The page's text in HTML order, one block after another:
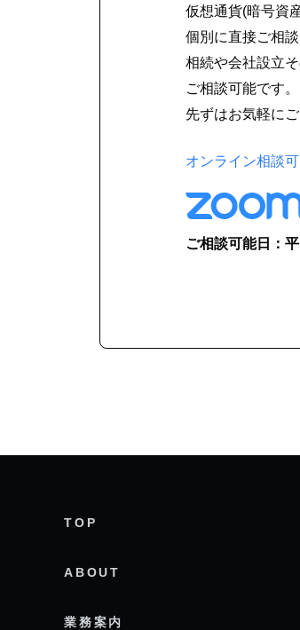
仮想通貨(暗号資
個別に直接ご相
相続や会社設立
ご相談可能です。
先ずはお気軽に
オンライン相談
ご相談可能日：
TOP
ABOUT
業務案内